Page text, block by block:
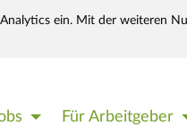
ein. Mit der weiteren
Für Arbeitgeber